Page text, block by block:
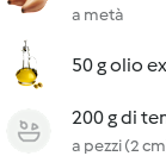
a metà
50 g olio
200 g di
a pezzi (2